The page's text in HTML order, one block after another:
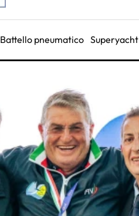
Battello pneumatico Superyacht